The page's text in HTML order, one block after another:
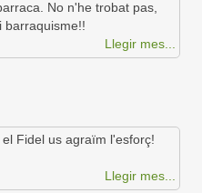
No n'he trobat pas,
barraquisme!!
Llegir mes...
Fidel us agraïm l'esforç!
Llegir mes...